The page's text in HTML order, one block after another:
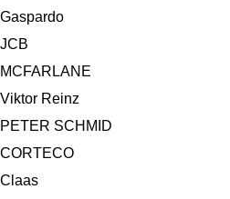
Gaspardo
JCB
MCFARLANE
Viktor Reinz
PETER SCHMID
CORTECO
Claas